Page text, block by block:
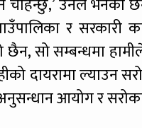
चाहन्छु,’ उनले भनेका
र सरकारी
सो सम्बन्धमा
दायरामा ल्याउन
आयोग र